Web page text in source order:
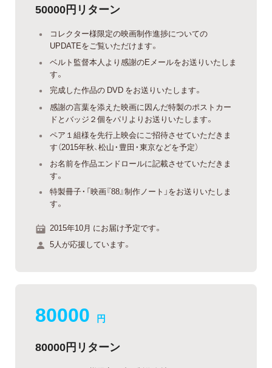
50000円リターン
コレクター様限定の映画制作進捗についての
UPDATEをご覧いただけます。
ベルト監督本人より感謝のEメールをお送りいたしま
す。
完成した作品の DVD をお送りいたします。
感謝の言葉を添えた映画に因んだ特製のポストカー
ドとバッジ２個をパリよりお送りいたします。
ペア１組様を先行上映会にご招待させていただきま
す（2015年秋、松山・豊田・東京などを予定）
お名前を作品エンドロールに記載させていただきま
す。
特製冊子・「映画『88』制作ノート」をお送りいたしま
す。
2015年10月 にお届け予定です。
5人が応援しています。
80000 円
80000円リターン